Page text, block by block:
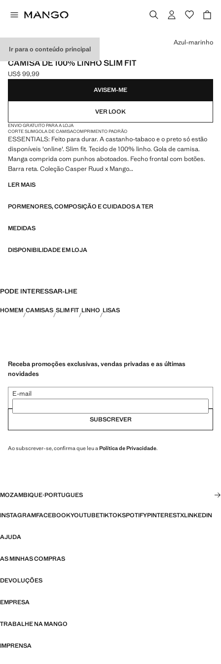
Ir para o conteúdo principal
ESSENTIALS
CAMISA DE 100% LINHO SLIM FIT
Preço atual [US$ 99,99 ]
US$ 99,99
Selecione uma cor
Azul-marinho
AVISEM-ME
VER LOOK
ENVIO GRATUITO PARA A LOJA
CORTE SLIMGOLA DE CAMISACOMPRIMENTO PADRÃO
ESSENTIALS: Feito para durar. A castanho-tabaco e o preto só estão
disponíveis 'online'. Slim fit. Tecido de 100% linho. Gola de camisa.
Manga comprida com punhos abotoados. Fecho frontal com botões.
Barra reta. Coleção Casper Ruud x Mango
ESSENTIALS: Feitos para durar. Reforçámos as nossas exigências de
Concebidas com uma atenção especial dada à confeção, são agora
LER MAIS
PORMENORES, COMPOSIÇÃO E CUIDADOS A TER
MEDIDAS
DISPONIBILIDADE EM LOJA
PODE INTERESSAR-LHE
HOMEM CAMISAS SLIM FIT LINHO LISAS
Receba promoções exclusivas, vendas privadas e as últimas
novidades
E-mail
SUBSCREVER
Ao subscrever-se, confirma que leu a Política de Privacidade.
MOZAMBIQUE·PORTUGUES
INSTAGRAMFACEBOOKYOUTUBETIKTOKSPOTIFYPINTERESTXLINKEDIN
AJUDA
AS MINHAS COMPRAS
DEVOLUÇÕES
EMPRESA
TRABALHE NA MANGO
IMPRENSA